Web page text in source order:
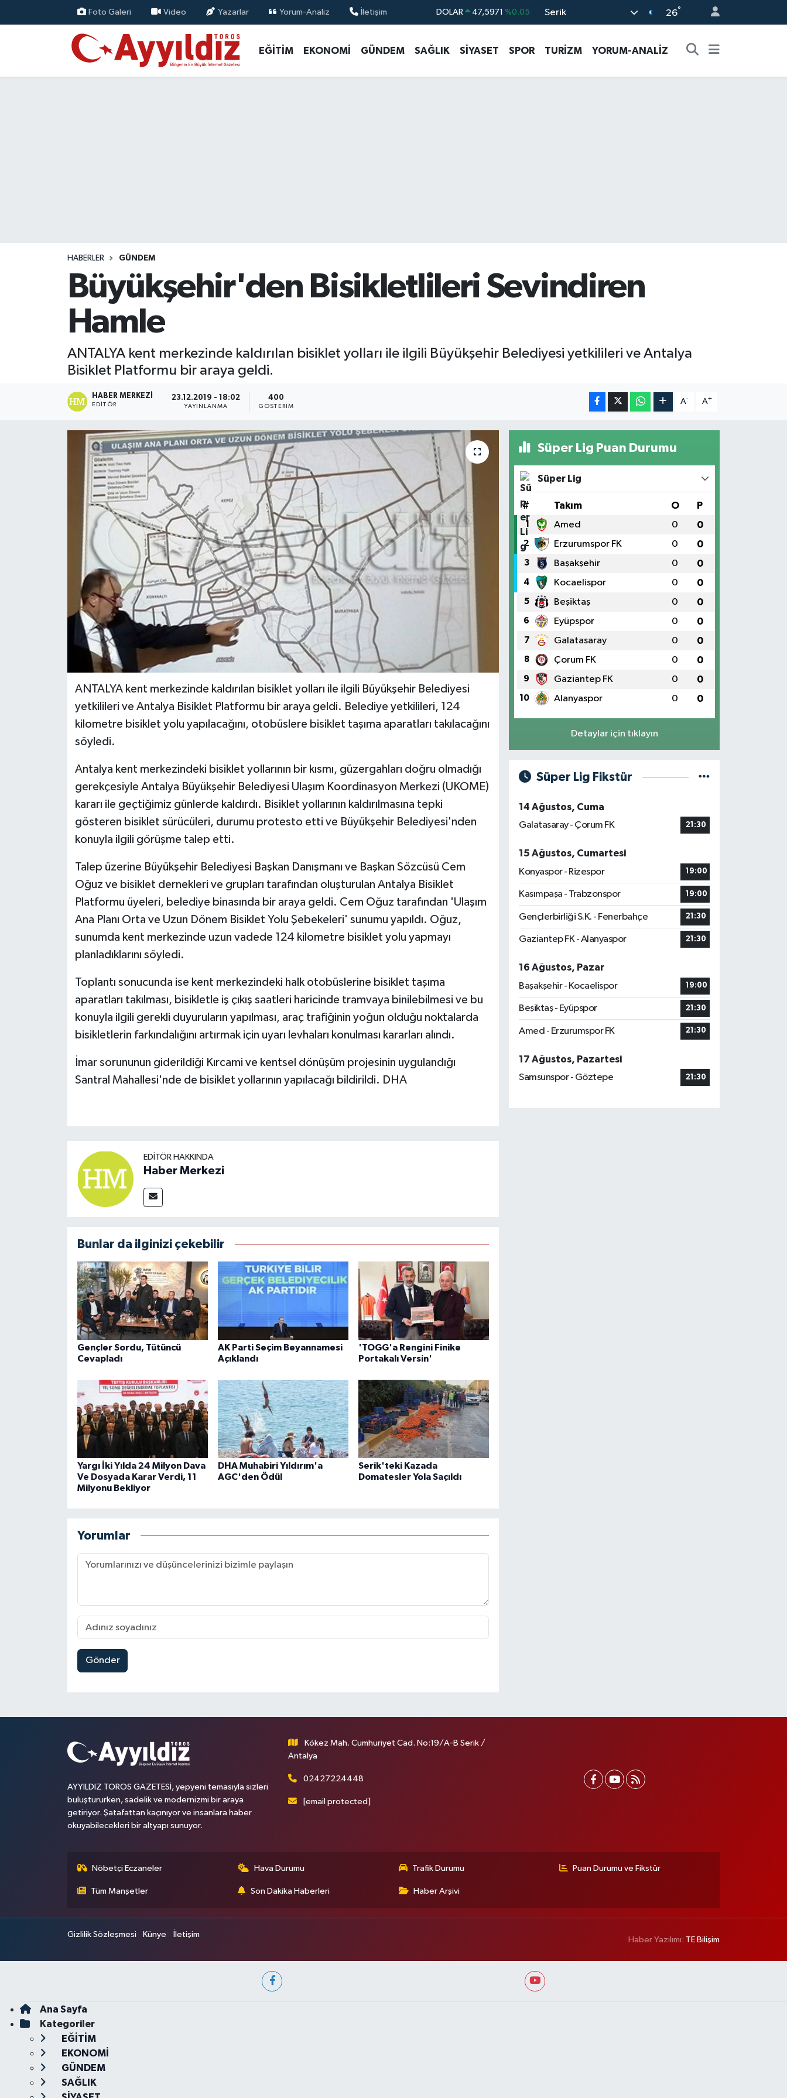
Foto Galeri Video Yazarlar Yorum-Analiz İletişim DOLAR 47,5971 %0.05
STERLİN 64,2534 %0.22
GRAM ALTIN 6527.85 %0.54
Serik 26°
EĞİTİM EKONOMİ GÜNDEM SAĞLIK SİYASET SPOR TURİZM YORUM-ANALİZ
HABERLER GÜNDEM
Büyükşehir'den Bisikletlileri Sevindiren
Hamle
ANTALYA kent merkezinde kaldırılan bisiklet yolları ile ilgili Büyükşehir Belediyesi yetkilileri ve Antalya
Bisiklet Platformu bir araya geldi.
HABER MERKEZI
EDITÖR
23.12.2019 - 18:02
YAYINLANMA
400
GÖSTERIM
A- A+
ANTALYA kent merkezinde kaldırılan bisiklet yolları ile ilgili Büyükşehir Belediyesi
yetkilileri ve Antalya Bisiklet Platformu bir araya geldi. Belediye yetkilileri, 124
kilometre bisiklet yolu yapılacağını, otobüslere bisiklet taşıma aparatları takılacağını
söyledi.
Antalya kent merkezindeki bisiklet yollarının bir kısmı, güzergahları doğru olmadığı
gerekçesiyle Antalya Büyükşehir Belediyesi Ulaşım Koordinasyon Merkezi (UKOME)
kararı ile geçtiğimiz günlerde kaldırdı. Bisiklet yollarının kaldırılmasına tepki
gösteren bisiklet sürücüleri, durumu protesto etti ve Büyükşehir Belediyesi'nden
konuyla ilgili görüşme talep etti.
Talep üzerine Büyükşehir Belediyesi Başkan Danışmanı ve Başkan Sözcüsü Cem
Oğuz ve bisiklet dernekleri ve grupları tarafından oluşturulan Antalya Bisiklet
Platformu üyeleri, belediye binasında bir araya geldi. Cem Oğuz tarafından 'Ulaşım
Ana Planı Orta ve Uzun Dönem Bisiklet Yolu Şebekeleri' sunumu yapıldı. Oğuz,
sunumda kent merkezinde uzun vadede 124 kilometre bisiklet yolu yapmayı
planladıklarını söyledi.
Toplantı sonucunda ise kent merkezindeki halk otobüslerine bisiklet taşıma
aparatları takılması, bisikletle iş çıkış saatleri haricinde tramvaya binilebilmesi ve bu
konuyla ilgili gerekli duyuruların yapılması, araç trafiğinin yoğun olduğu noktalarda
bisikletlerin farkındalığını artırmak için uyarı levhaları konulması kararları alındı.
İmar sorununun giderildiği Kırcami ve kentsel dönüşüm projesinin uygulandığı
Santral Mahallesi'nde de bisiklet yollarının yapılacağı bildirildi. DHA
EDITÖR HAKKINDA
Haber Merkezi
Bunlar da ilginizi çekebilir
Gençler Sordu, Tütüncü
Cevapladı
AK Parti Seçim Beyannamesi
Açıklandı
'TOGG'a Rengini Finike
Portakalı Versin'
Yargı İki Yılda 24 Milyon Dava
Ve Dosyada Karar Verdi, 11
Milyonu Bekliyor
DHA Muhabiri Yıldırım'a
AGC'den Ödül
Serik'teki Kazada
Domatesler Yola Saçıldı
Yorumlar
Gönder
Süper Lig Puan Durumu
Süper Lig
# Takım O P
1 Amed 0 0
2 Erzurumspor FK 0 0
3 Başakşehir 0 0
4 Kocaelispor 0 0
5 Beşiktaş 0 0
6 Eyüpspor 0 0
7 Galatasaray 0 0
8 Çorum FK 0 0
9 Gaziantep FK 0 0
10 Alanyaspor 0 0
Detaylar için tıklayın
Süper Lig Fikstür
14 Ağustos, Cuma
Galatasaray - Çorum FK
21:30
15 Ağustos, Cumartesi
Konyaspor - Rizespor
19:00
Kasımpaşa - Trabzonspor 19:00
Gençlerbirliği S.K. - Fenerbahçe 21:30
Gaziantep FK - Alanyaspor 21:30
16 Ağustos, Pazar
Başakşehir - Kocaelispor
19:00
Beşiktaş - Eyüpspor 21:30
Amed - Erzurumspor FK 21:30
17 Ağustos, Pazartesi
Samsunspor - Göztepe
21:30
AYYILDIZ TOROS GAZETESİ, yepyeni temasıyla sizleri
buluştururken, sadelik ve modernizmi bir araya
getiriyor. Şatafattan kaçınıyor ve insanlara haber
okuyabilecekleri bir altyapı sunuyor.
Kökez Mah. Cumhuriyet Cad. No:19/A-B Serik /
Antalya
02427224448
[email protected]
Nöbetçi Eczaneler Hava Durumu Trafik Durumu Puan Durumu ve Fikstür
Tüm Manşetler Son Dakika Haberleri Haber Arşivi
Gizlilik Sözleşmesi Künye İletişim
Haber Yazılımı: TE Bilişim
Ana Sayfa
Kategoriler
EĞİTİM
EKONOMİ
GÜNDEM
SAĞLIK